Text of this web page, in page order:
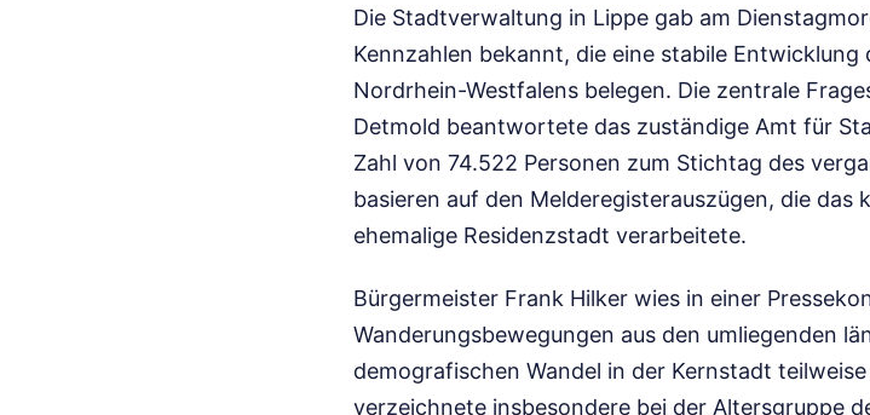
Die Stadtverwaltung in Lippe gab am
Kennzahlen bekannt, die eine stabile
Nordrhein-Westfalens belegen. Die zentrale
Detmold beantwortete das zuständige Amt für
Zahl von 74.522 Personen zum Stichtag des
basieren auf den Melderegisterauszügen, die das
ehemalige Residenzstadt verarbeitete.
Bürgermeister Frank Hilker wies in einer
Wanderungsbewegungen aus den umliegenden
demografischen Wandel in der Kernstadt
verzeichnete insbesondere bei der Altersgruppe